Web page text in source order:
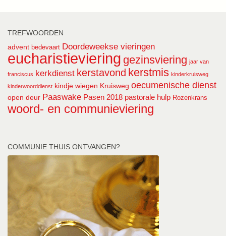
TREFWOORDEN
advent bedevaart Doordeweekse vieringen
eucharistieviering gezinsviering jaar van
franciscus kerkdienst kerstavond kerstmis kinderkruisweg
kinderwoorddienst kindje wiegen Kruisweg oecumenische dienst
open deur Paaswake Pasen 2018 pastorale hulp Rozenkrans
woord- en communieviering
COMMUNIE THUIS ONTVANGEN?